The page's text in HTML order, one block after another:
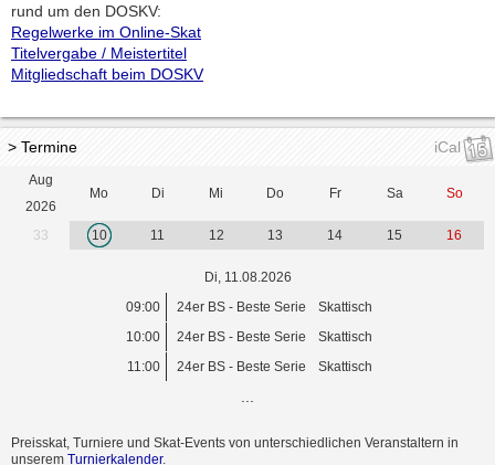
rund um den DOSKV:
Regelwerke im Online-Skat
Titelvergabe / Meistertitel
Mitgliedschaft beim DOSKV
> Termine iCal
Aug
2026
Mo Di Mi Do Fr Sa So
33 10 11 12 13 14 15 16
Di, 11.08.2026
09:00
24er BS - Beste Serie
Skattisch
10:00
24er BS - Beste Serie
Skattisch
11:00
24er BS - Beste Serie Skattisch
Preisskat, Turniere und Skat-Events von unterschiedlichen Veranstaltern in
unserem Turnierkalender.